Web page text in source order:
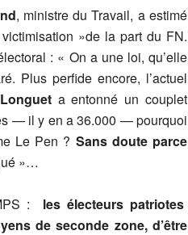
, ministre du Travail, a estimé
»de la part du FN.
: « On a une loi, qu’elle
Plus perfide encore, l’actuel
a entonné un couplet
— il y en a 36.000 — pourquoi
Le Pen ? Sans doute parce
»…
: les électeurs patriotes
de seconde zone, d’être